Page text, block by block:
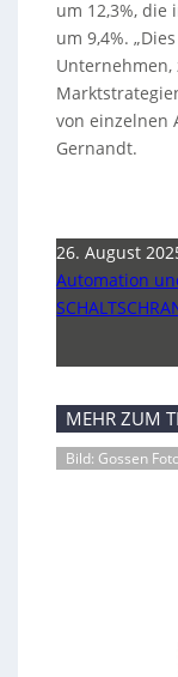
um 12,3%,
um 9,4%.
von einzelnen
Gernandt.
26. August
Automation
MEHR ZUM
Bild: Gossen